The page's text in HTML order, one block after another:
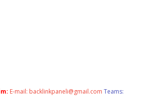
E-mail: backlinkpaneli@gmail.com Teams: